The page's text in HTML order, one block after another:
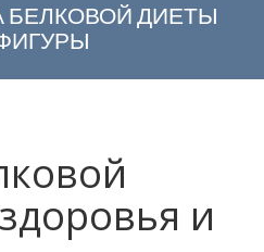
БЕЛКОВОЙ ДИЕТЫ
и